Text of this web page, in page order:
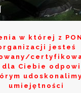
w której z
jesteś
dla Ciebie
umiejętności